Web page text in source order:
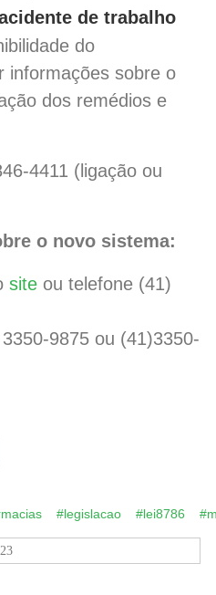
de trabalho
do
informações sobre o
dos remédios e
4411 (ligação ou
o novo sistema:
site ou telefone (41)
9875 ou (41)3350-
#legislacao #lei8786